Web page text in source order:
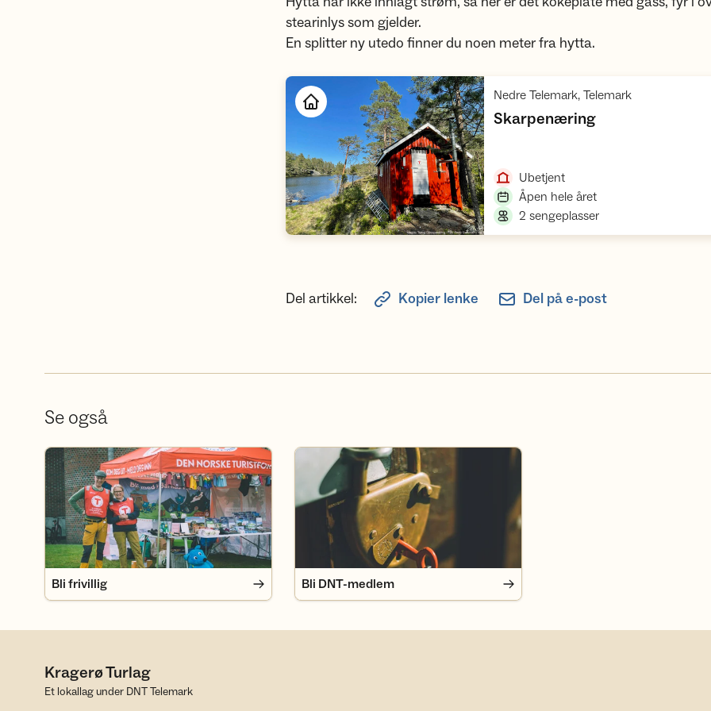
stearinlys som gjelder.
En splitter ny utedo finner du noen meter fra hytta.
Nedre Telemark, Telemark,
Skarpenæring,
Ubetjent,
Åpen hele året,
2 sengeplasser,
Del artikkel: Kopier lenke Del på e-post
Se også
Bli frivillig
Bli frivillig
Bli DNT-medlem
Bli DNT-medlem
Kragerø Turlag
Et lokallag under DNT Telemark